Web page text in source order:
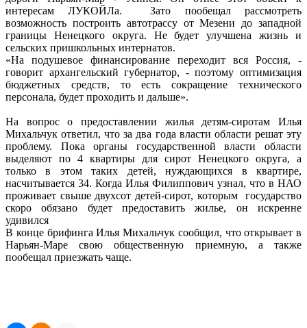
интересам ЛУКОЙЛа. Зато пообещал рассмотреть
возможность построить автотрассу от Мезени до западной
границы Ненецкого округа. Не будет улучшена жизнь и
сельских пришкольных интернатов.
«На подушевое финансирование переходит вся Россия, -
говорит архангельский губернатор, - поэтому оптимизация
бюджетных средств, то есть сокращение технического
персонала, будет проходить и дальше».
На вопрос о предоставлении жилья детям-сиротам Илья
Михальчук ответил, что за два года власти области решат эту
проблему. Пока органы государственной власти области
выделяют по 4 квартиры для сирот Ненецкого округа, а
только в этом таких детей, нуждающихся в квартире,
насчитывается 34. Когда Илья Филиппович узнал, что в НАО
проживает свыше двухсот детей-сирот, которым государство
скоро обязано будет предоставить жилье, он искренне
удивился
В конце брифинга Илья Михальчук сообщил, что открывает в
Нарьян-Маре свою общественную приемную, а также
пообещал приезжать чаще.